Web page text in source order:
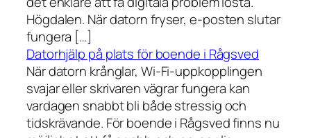
Högdalen. När datorn fryser, e-posten slutar
fungera […]
Datorhjälp på plats för boende i Rågsved
När datorn krånglar, Wi-Fi-uppkopplingen
svajar eller skrivaren vägrar fungera kan
vardagen snabbt bli både stressig och
tidskrävande. För boende i Rågsved finns nu